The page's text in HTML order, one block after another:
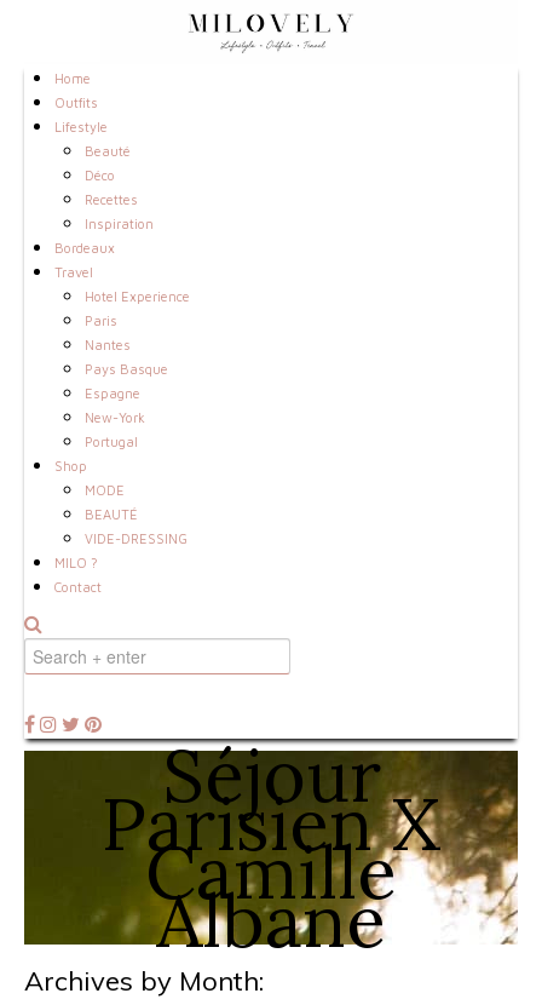
Home
Outfits
Lifestyle
Beauté
Déco
Recettes
Inspiration
Bordeaux
Travel
Hotel Experience
Paris
Nantes
Pays Basque
Espagne
New-York
Portugal
Shop
MODE
BEAUTÉ
VIDE-DRESSING
MILO ?
Contact
Séjour
Parisien X
Camille
Albane
Archives by Month: